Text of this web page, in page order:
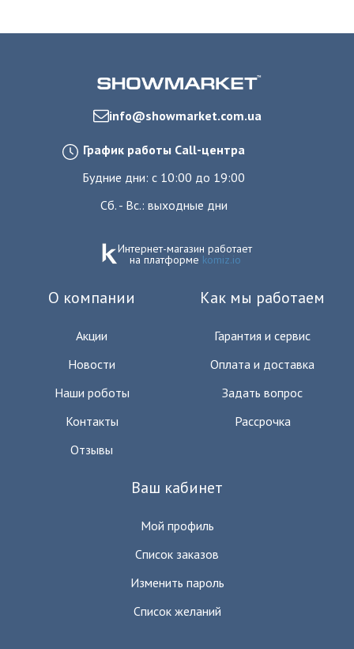
info@showmarket.com.ua
График работы Call-центра
Будние дни: с 10:00 до 19:00
Сб. - Вс.: выходные дни
Интернет-магазин работает
на платформе komiz.io
О компании
Акции
Новости
Наши роботы
Контакты
Отзывы
Как мы работаем
Гарантия и сервис
Оплата и доставка
Задать вопрос
Рассрочка
Ваш кабинет
Мой профиль
Список заказов
Изменить пароль
Список желаний